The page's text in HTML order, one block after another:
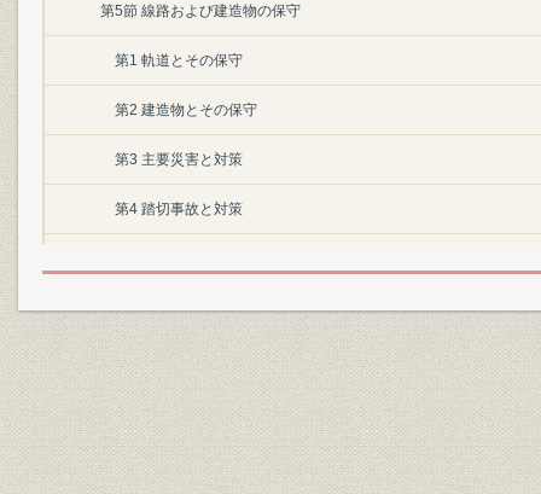
第5節 線路および建造物の保守
第1 軌道とその保守
第2 建造物とその保守
第3 主要災害と対策
第4 踏切事故と対策
第6節 建築
第7章 電気
第1節 電気技術進展の概要
第2節 電化